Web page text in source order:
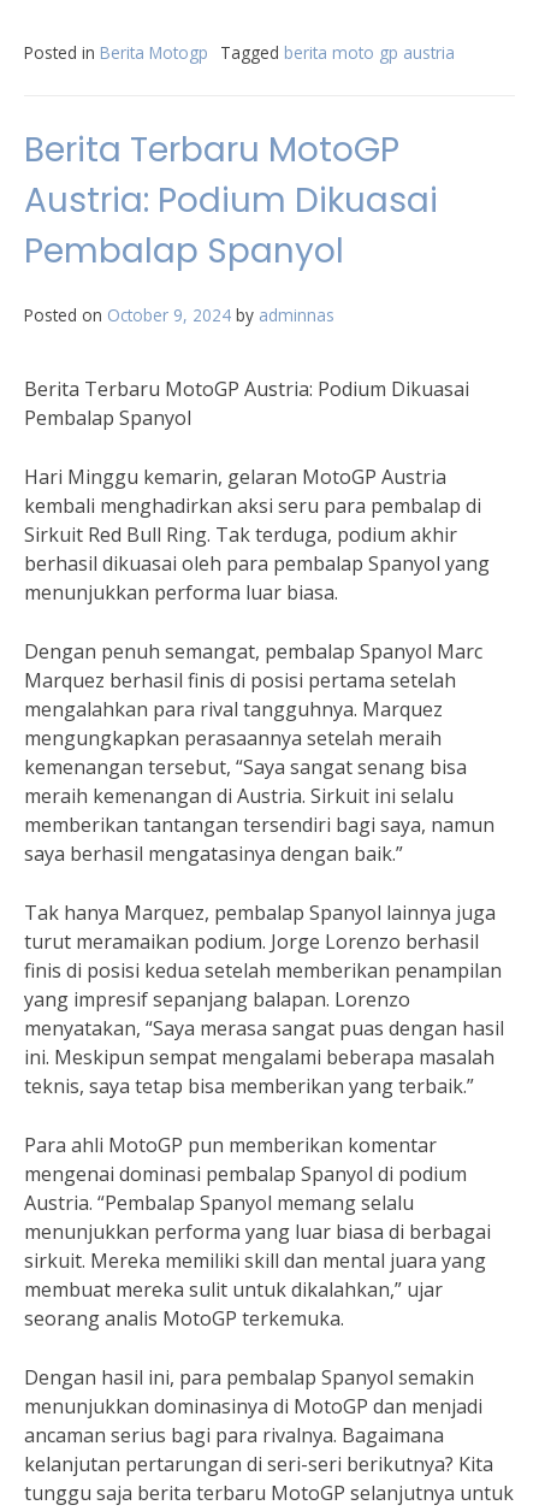
Posted in Berita Motogp Tagged berita moto gp austria
Berita Terbaru MotoGP
Austria: Podium Dikuasai
Pembalap Spanyol
Posted on October 9, 2024 by adminnas
Berita Terbaru MotoGP Austria: Podium Dikuasai
Pembalap Spanyol
Hari Minggu kemarin, gelaran MotoGP Austria
kembali menghadirkan aksi seru para pembalap di
Sirkuit Red Bull Ring. Tak terduga, podium akhir
berhasil dikuasai oleh para pembalap Spanyol yang
menunjukkan performa luar biasa.
Dengan penuh semangat, pembalap Spanyol Marc
Marquez berhasil finis di posisi pertama setelah
mengalahkan para rival tangguhnya. Marquez
mengungkapkan perasaannya setelah meraih
kemenangan tersebut, “Saya sangat senang bisa
meraih kemenangan di Austria. Sirkuit ini selalu
memberikan tantangan tersendiri bagi saya, namun
saya berhasil mengatasinya dengan baik.”
Tak hanya Marquez, pembalap Spanyol lainnya juga
turut meramaikan podium. Jorge Lorenzo berhasil
finis di posisi kedua setelah memberikan penampilan
yang impresif sepanjang balapan. Lorenzo
menyatakan, “Saya merasa sangat puas dengan hasil
ini. Meskipun sempat mengalami beberapa masalah
teknis, saya tetap bisa memberikan yang terbaik.”
Para ahli MotoGP pun memberikan komentar
mengenai dominasi pembalap Spanyol di podium
Austria. “Pembalap Spanyol memang selalu
menunjukkan performa yang luar biasa di berbagai
sirkuit. Mereka memiliki skill dan mental juara yang
membuat mereka sulit untuk dikalahkan,” ujar
seorang analis MotoGP terkemuka.
Dengan hasil ini, para pembalap Spanyol semakin
menunjukkan dominasinya di MotoGP dan menjadi
ancaman serius bagi para rivalnya. Bagaimana
kelanjutan pertarungan di seri-seri berikutnya? Kita
tunggu saja berita terbaru MotoGP selanjutnya untuk